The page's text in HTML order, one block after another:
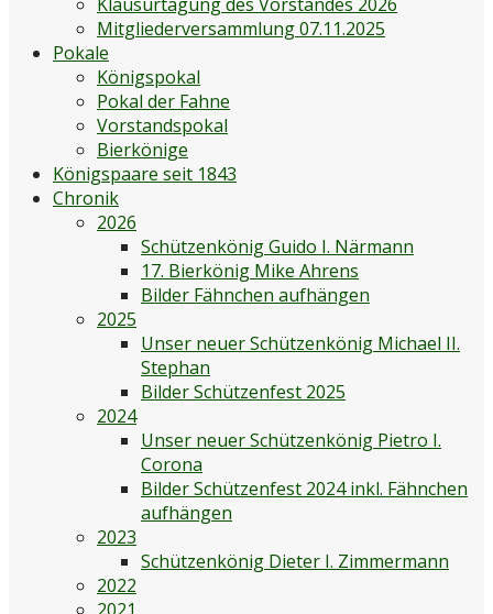
Mitgliederversammlung 07.11.2025
Pokale
Königspokal
Pokal der Fahne
Vorstandspokal
Bierkönige
Königspaare seit 1843
Chronik
2026
Schützenkönig Guido I. Närmann
17. Bierkönig Mike Ahrens
Bilder Fähnchen aufhängen
2025
Unser neuer Schützenkönig Michael II.
Stephan
Bilder Schützenfest 2025
2024
Unser neuer Schützenkönig Pietro I.
Corona
Bilder Schützenfest 2024 inkl. Fähnchen
aufhängen
2023
Schützenkönig Dieter I. Zimmermann
2022